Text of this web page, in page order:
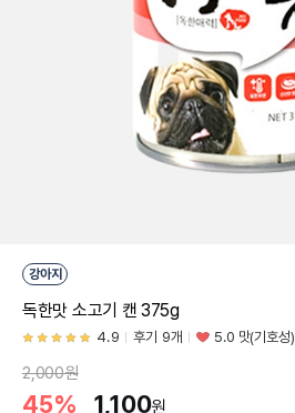
강아지
독한맛 소고기 캔 375g
4.9 후기 9개 5.0 맛(기호성)
2,000원
45% 1,100원